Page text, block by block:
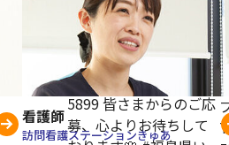
看護師
訪問看護ステーションきゅあ